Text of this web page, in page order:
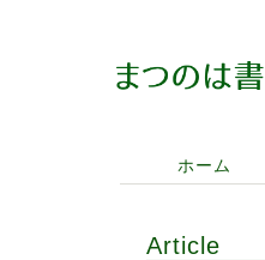
ホーム
Article